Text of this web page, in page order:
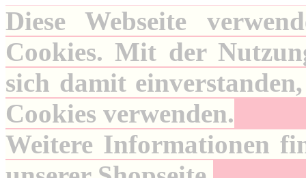
Diese Webseite
Cookies. Mit der
sich damit
Cookies verwenden.
Weitere Informationen